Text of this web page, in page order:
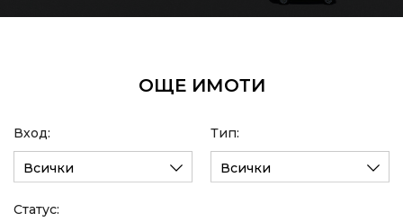
ОЩЕ ИМОТИ
Вход:
Всички
Тип:
Всички
Статус: